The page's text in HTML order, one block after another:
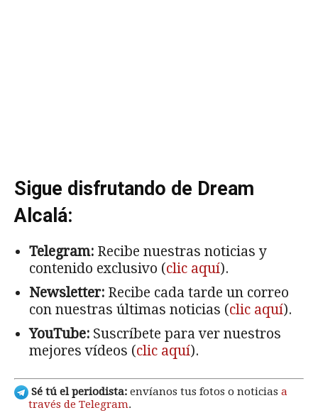
Sigue disfrutando de Dream
Alcalá:
Telegram: Recibe nuestras noticias y
contenido exclusivo (clic aquí).
Newsletter: Recibe cada tarde un correo
con nuestras últimas noticias (clic aquí).
YouTube: Suscríbete para ver nuestros
mejores vídeos (clic aquí).
Sé tú el periodista: envíanos tus fotos o noticias a
través de Telegram.